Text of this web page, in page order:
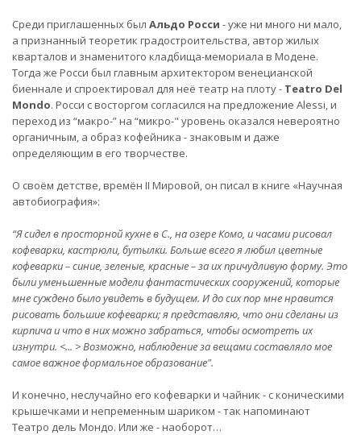
Среди приглашенных был Альдо Росси - уже ни много ни мало,
а признанный теоретик градостроительства, автор жилых
кварталов и знаменитого кладбища-мемориала в Модене.
Тогда же Росси был главным архитектором венецианской
биеннале и спроектировал для неё театр на плоту - Teatro Del
Mondo. Росси с восторгом согласился на предложение Alessi, и
переход из “макро-” на “микро-" уровень оказался невероятно
органичным, а образ кофейника - знаковым и даже
определяющим в его творчестве.
О своём детстве, времён II Мировой, он писал в книге «Научная
автобиография»:
“Я сидел в просторной кухне в С., на озере Комо, и часами рисовал
кофеварки, кастрюли, бутылки. Больше всего я любил цветные
кофеварки – синие, зеленые, красные – за их причудливую форму. Это
были уменьшенные модели фантастических сооружений, которые
мне суждено было увидеть в будущем. И до сих пор мне нравится
рисовать большие кофеварки; я представляю, что они сделаны из
кирпича и что в них можно забраться, чтобы осмотреть их
изнутри. <... > Возможно, наблюдение за вещами составляло мое
самое важное формальное образование".
И конечно, неслучайно его кофеварки и чайник - с коническими
крышечками и непременным шариком - так напоминают
Театро дель Мондо. Или же - наоборот…